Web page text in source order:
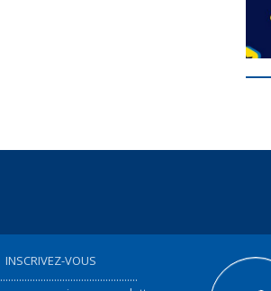
INSCRIVEZ-VOUS
...................................................